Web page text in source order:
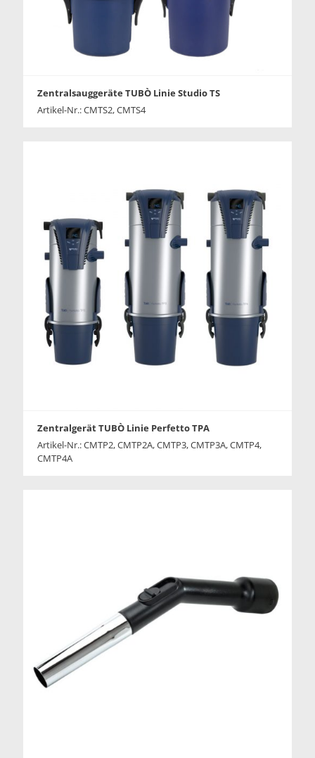
Zentralsauggeräte TUBÒ Linie Studio TS
Artikel-Nr.: CMTS2, CMTS4
Zentralgerät TUBÒ Linie Perfetto TPA
Artikel-Nr.: CMTP2, CMTP2A, CMTP3, CMTP3A, CMTP4,
CMTP4A